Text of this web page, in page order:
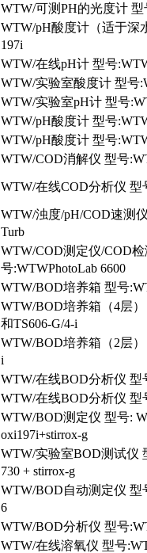
WTW/可测PH的光度计 型
WTW/pH酸度计（适于深
197i
WTW/在线pH计 型号
WTW/实验室酸度计 型号
WTW/实验室pH计 型号
WTW/pH酸度计 型号
WTW/pH酸度计 型号
WTW/COD消解仪 型号
WTW/在线COD分析仪 型
WTW/浊度/pH/COD速测
Turb
WTW/COD测定仪/COD
号:WTWPhotoLab 6600
WTW/BOD培养箱 型号
WTW/BOD培养箱（4层
和TS606-G/4-i
WTW/BOD培养箱（2层
i
WTW/在线BOD分析仪 型
WTW/在线BOD分析仪 型
WTW/BOD测定仪 型号:
oxi197i+stirrox-g
WTW/实验室BOD测试仪
730 + stirrox-g
WTW/BOD自动测定仪 型
6
WTW/BOD分析仪 型号
WTW/在线溶氧仪 型号